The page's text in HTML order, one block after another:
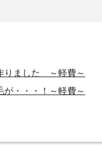
りました ～軽費～
が・・・！～軽費～